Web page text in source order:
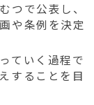
つで公表し、
や条例を決定
ていく過程で
することを目